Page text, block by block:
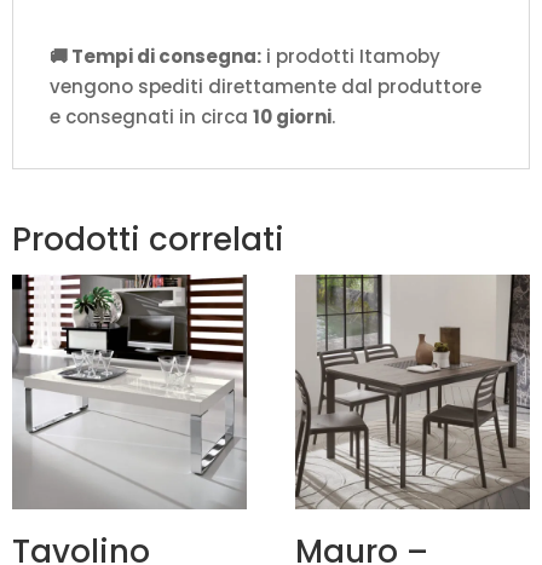
🚚 Tempi di consegna: i prodotti Itamoby
vengono spediti direttamente dal produttore
e consegnati in circa 10 giorni.
Prodotti correlati
Tavolino Mauro –